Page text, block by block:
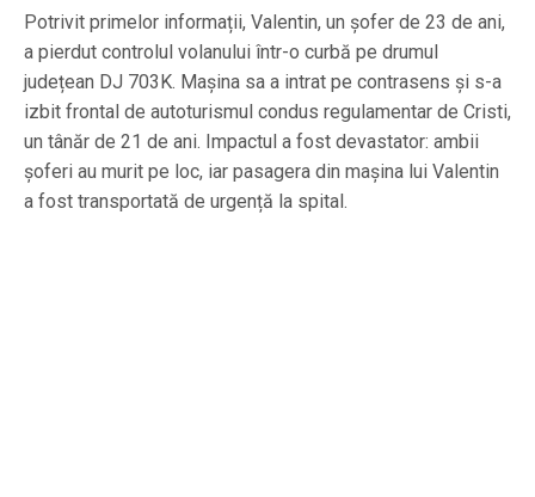
Potrivit primelor informații, Valentin, un șofer de 23 de ani,
a pierdut controlul volanului într-o curbă pe drumul
județean DJ 703K. Mașina sa a intrat pe contrasens și s-a
izbit frontal de autoturismul condus regulamentar de Cristi,
un tânăr de 21 de ani. Impactul a fost devastator: ambii
șoferi au murit pe loc, iar pasagera din mașina lui Valentin
a fost transportată de urgență la spital.